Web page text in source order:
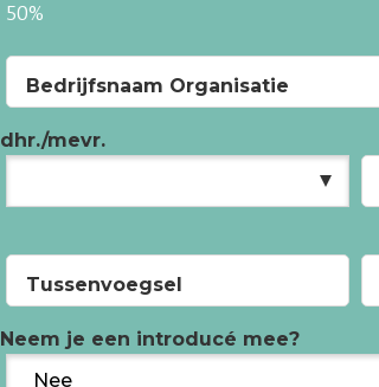
50%
Bedrijfsnaam Organisatie
dhr./mevr.
Tussenvoegsel
Neem je een introducé mee?